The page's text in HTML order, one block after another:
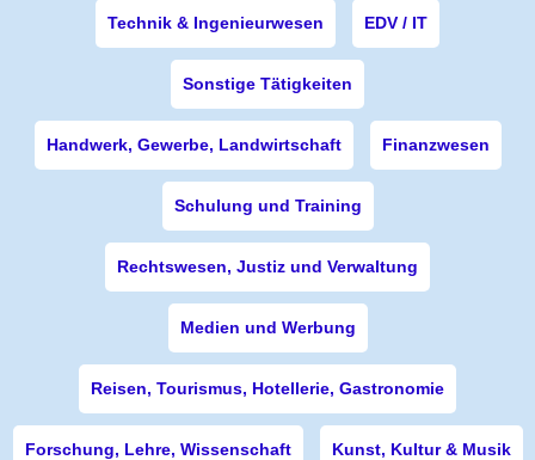
Technik & Ingenieurwesen EDV / IT
Sonstige Tätigkeiten
Handwerk, Gewerbe, Landwirtschaft Finanzwesen
Schulung und Training
Rechtswesen, Justiz und Verwaltung
Medien und Werbung
Reisen, Tourismus, Hotellerie, Gastronomie
Forschung, Lehre, Wissenschaft Kunst, Kultur & Musik